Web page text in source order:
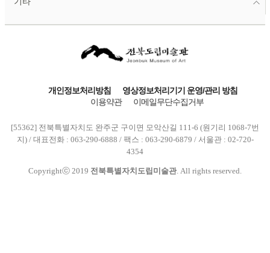
개인정보처리방침
영상정보처리기기 운영/관리 방침
이용약관
이메일무단수집거부
[55362] 전북특별자치도 완주군 구이면 모악산길 111-6 (원기리 1068-7번
지) / 대표전화 : 063-290-6888 / 팩스 : 063-290-6879 / 서울관 : 02-720-
4354
Copyrightⓒ 2019 전북특별자치도립미술관. All rights reserved.